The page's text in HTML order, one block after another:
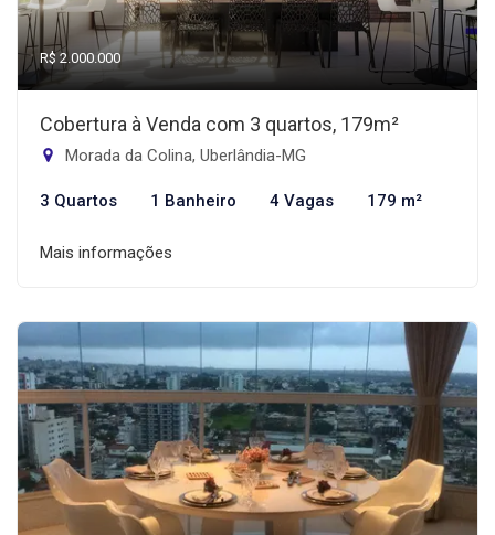
R$ 2.000.000
Cobertura à Venda com 3 quartos, 179m²
Morada da Colina, Uberlândia-MG
3 Quartos 1 Banheiro 4 Vagas 179 m²
Mais informações